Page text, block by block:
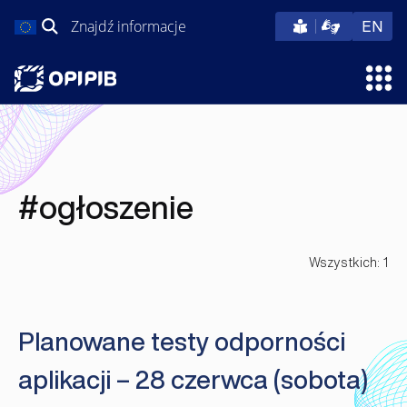
do
Szukaj: EN
#ogłoszenie
Wszystkich: 1
Planowane testy odporności
aplikacji – 28 czerwca (sobota)